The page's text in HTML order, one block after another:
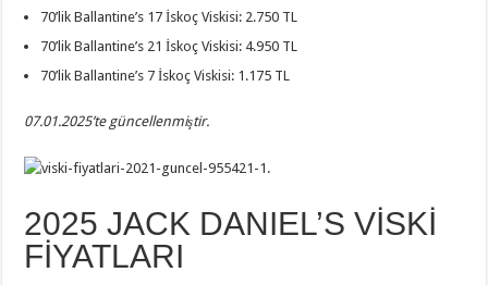
70’lik Ballantine’s 17 İskoç Viskisi: 2.750 TL
70’lik Ballantine’s 21 İskoç Viskisi: 4.950 TL
70’lik Ballantine’s 7 İskoç Viskisi: 1.175 TL
07.01.2025’te güncellenmiştir.
2025 JACK DANIEL’S VİSKİ
FİYATLARI